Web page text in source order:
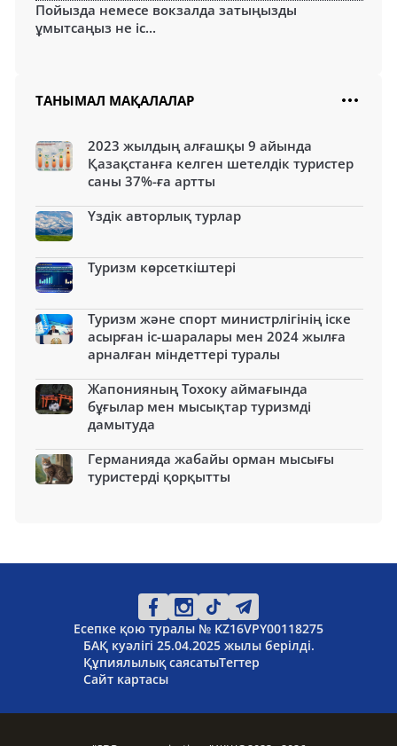
Пойызда немесе вокзалда затыңызды
ұмытсаңыз не іс...
ТАНЫМАЛ МАҚАЛАЛАР
2023 жылдың алғашқы 9 айында
Қазақстанға келген шетелдік туристер
саны 37%-ға артты
Үздік авторлық турлар
Туризм көрсеткіштері
Туризм және спорт министрлігінің іске
асырған іс-шаралары мен 2024 жылға
арналған міндеттері туралы
Жапонияның Тохоку аймағында
бұғылар мен мысықтар туризмді
дамытуда
Германияда жабайы орман мысығы
туристерді қорқытты
Есепке қою туралы № KZ16VPY00118275
БАҚ куәлігі 25.04.2025 жылы берілді.
Құпиялылық саясатыТегтер
Сайт картасы